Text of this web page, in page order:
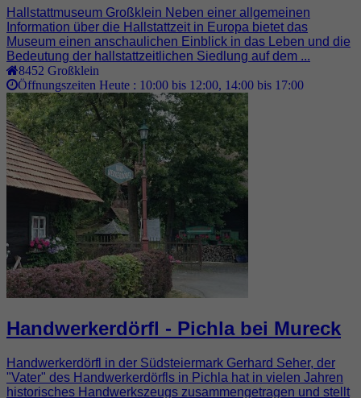
Hallstattmuseum Großklein Neben einer allgemeinen
Information über die Hallstattzeit in Europa bietet das
Museum einen anschaulichen Einblick in das Leben und die
Bedeutung der hallstattzeitlichen Siedlung auf dem ...
8452 Großklein
Öffnungszeiten Heute : 10:00 bis 12:00, 14:00 bis 17:00
Handwerkerdörfl - Pichla bei Mureck
Handwerkerdörfl in der Südsteiermark Gerhard Seher, der
"Vater" des Handwerkerdörfls in Pichla hat in vielen Jahren
historisches Handwerkszeugs zusammengetragen und stellt